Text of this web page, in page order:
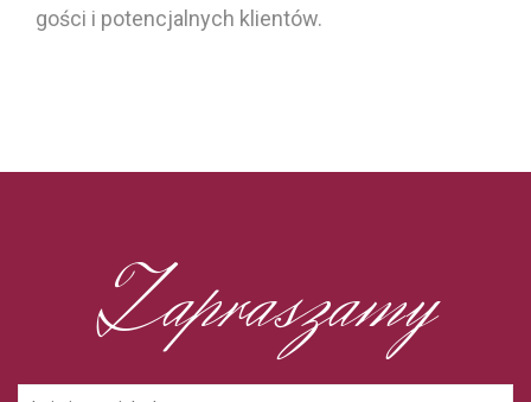
gości i potencjalnych klientów.
Zapraszamy